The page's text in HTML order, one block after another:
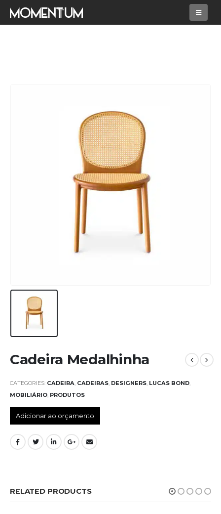
Cadeira Medalhinha
CATEGORIES: CADEIRA CADEIRAS DESIGNERS LUCAS BOND
MOBILIÁRIO PRODUTOS
Adicionar ao orçamento
RELATED PRODUCTS